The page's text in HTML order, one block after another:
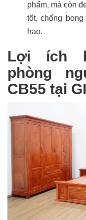
phẩm, mà còn
tốt, chống
hao.
Lợi ích
phòng
CB55 tại